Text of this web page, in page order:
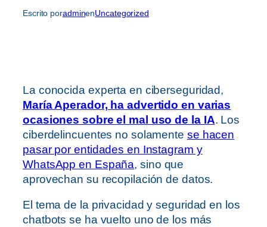
Escrito poradminenUncategorized
La conocida experta en ciberseguridad,
María Aperador, ha advertido en varias
ocasiones sobre el mal uso de la IA. Los
ciberdelincuentes no solamente se hacen
pasar por entidades en Instagram y
WhatsApp en España, sino que
aprovechan su recopilación de datos.
El tema de la privacidad y seguridad en los
chatbots se ha vuelto uno de los más